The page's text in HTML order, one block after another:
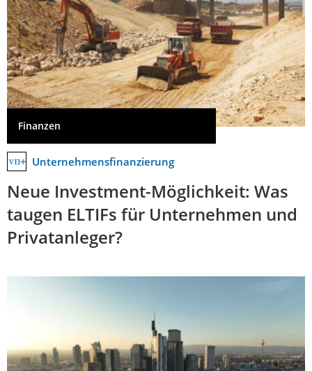
Finanzen
Unternehmensfinanzierung
Neue Investment-Möglichkeit: Was
taugen ELTIFs für Unternehmen und
Privatanleger?